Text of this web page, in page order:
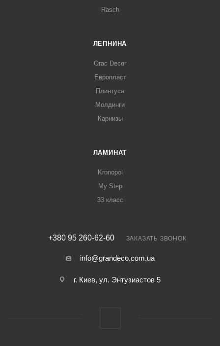
Rasch
ЛЕПНИНА
Orac Decor
Европласт
Плинтуса
Молдинги
Карнизы
ЛАМИНАТ
Kronopol
My Step
33 класс
+380 95 260-62-60 ЗАКАЗАТЬ ЗВОНОК
info@grandeco.com.ua
г. Киев, ул. Энтузиастов 5